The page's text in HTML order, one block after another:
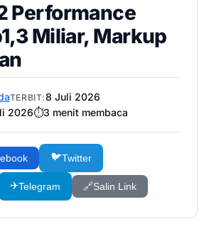
Performance
Miliar, Markup
TERBIT:8 Juli 2026
2026⏱️3 menit membaca
🐦Twitter
✈️Telegram 🔗Salin Link